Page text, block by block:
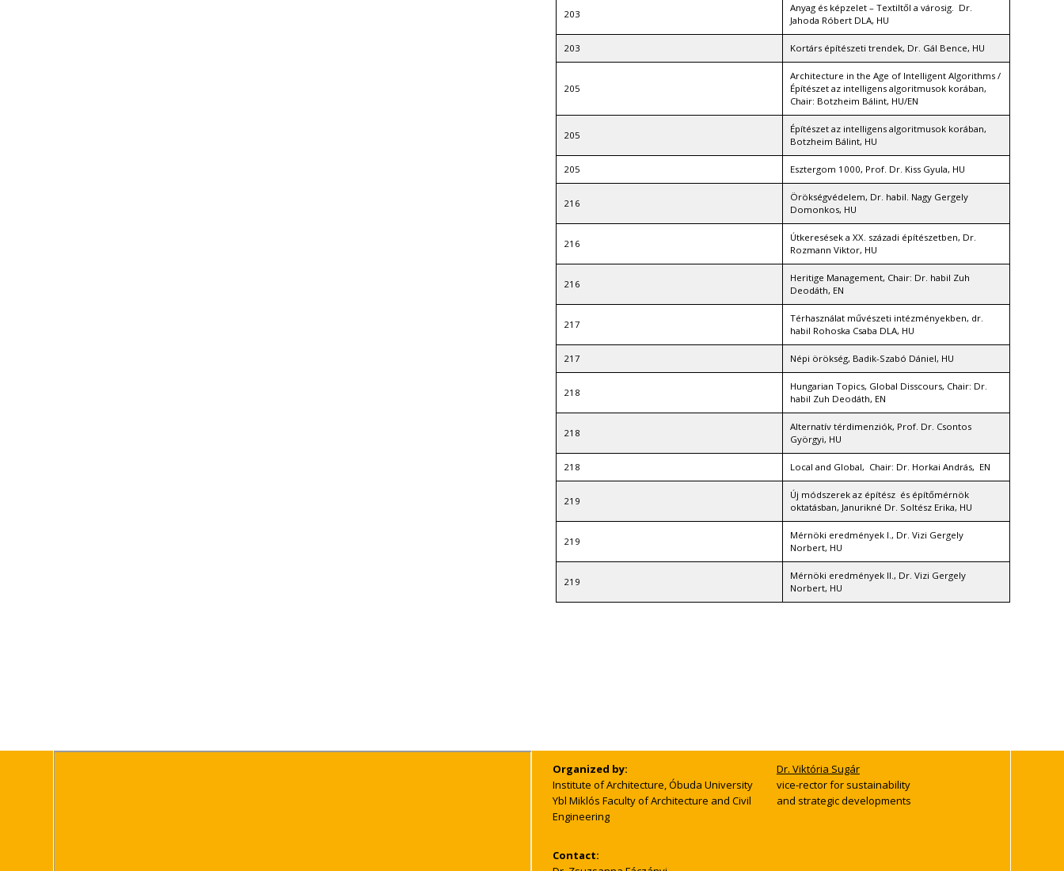
203
Anyag és képzelet – Textiltől a városig. Dr.
Jahoda Róbert DLA, HU
203 Kortárs építészeti trendek, Dr. Gál Bence, HU
205
Architecture in the Age of Intelligent Algorithms /
Építészet az intelligens algoritmusok korában,
Chair: Botzheim Bálint, HU/EN
205
Építészet az intelligens algoritmusok korában,
Botzheim Bálint, HU
205 Esztergom 1000, Prof. Dr. Kiss Gyula, HU
216
Örökségvédelem, Dr. habil. Nagy Gergely
Domonkos, HU
216
Útkeresések a XX. századi építészetben, Dr.
Rozmann Viktor, HU
216
Heritige Management, Chair: Dr. habil Zuh
Deodáth, EN
217
Térhasználat művészeti intézményekben, dr.
habil Rohoska Csaba DLA, HU
217 Népi örökség, Badik-Szabó Dániel, HU
218
Hungarian Topics, Global Disscours, Chair: Dr.
habil Zuh Deodáth, EN
218
Alternatív térdimenziók, Prof. Dr. Csontos
Györgyi, HU
218 Local and Global, Chair: Dr. Horkai András, EN
219
Új módszerek az építész és építőmérnök
oktatásban, Janurikné Dr. Soltész Erika, HU
219
Mérnöki eredmények I., Dr. Vizi Gergely
Norbert, HU
219
Mérnöki eredmények II., Dr. Vizi Gergely
Norbert, HU
Organized by:
Institute of Architecture, Óbuda University
Ybl Miklós Faculty of Architecture and Civil
Engineering
Contact:
Dr. Viktória Sugár
vice-rector for sustainability
and strategic developments